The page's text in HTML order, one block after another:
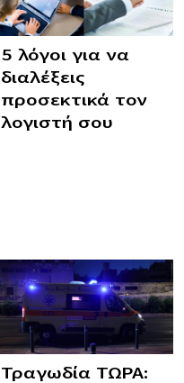
5 λόγοι για να
διαλέξεις
προσεκτικά τον
λογιστή σου
Τραγωδία ΤΩΡΑ: